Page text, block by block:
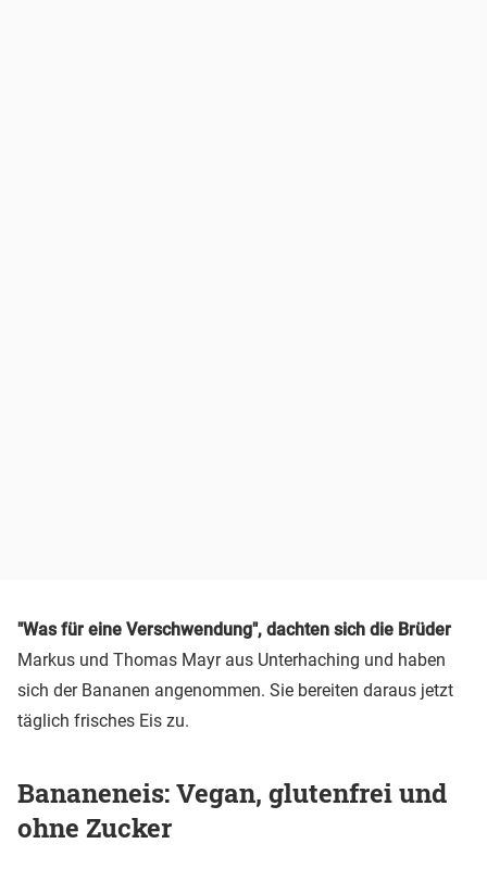
"Was für eine Verschwendung", dachten sich die Brüder
Markus und Thomas Mayr aus Unterhaching und haben
sich der Bananen angenommen. Sie bereiten daraus jetzt
täglich frisches Eis zu.
Bananeneis: Vegan, glutenfrei und
ohne Zucker